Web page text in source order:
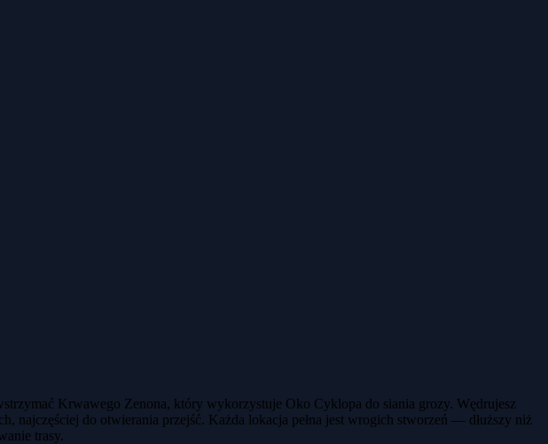
Krwawego Zenona, który wykorzystuje Oko Cyklopa do siania grozy. Wędrujesz
najczęściej do otwierania przejść. Każda lokacja pełna jest wrogich stworzeń — dłuższy niż
trasy.